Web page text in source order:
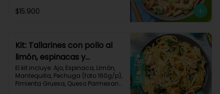
Zucchini Verde, Receta Impresa.
$15.900
Kit: Tallarines con pollo al
limón, espinacas y
parmesano-68
El kit incluye: Ajo, Espinaca, Limón,
Mantequilla, Pechuga (foto 160g/p),
Pimienta Gruesa, Queso Parmesano,